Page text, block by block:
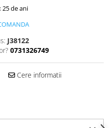
25 de ani
J38122
0731326749
Cere informatii